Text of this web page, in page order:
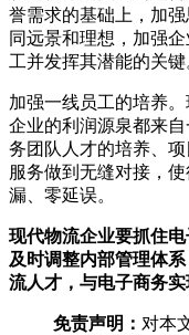
誉需求的基础上，加
同远景和理想，加强
工并发挥其潜能的关键
加强一线员工的培养
企业的利润源泉都来
务团队人才的培养、
服务做到无缝对接，
漏、零延误。
现代物流企业要抓住
及时调整内部管理体
流人才，与电子商务实
免责声明： 对本